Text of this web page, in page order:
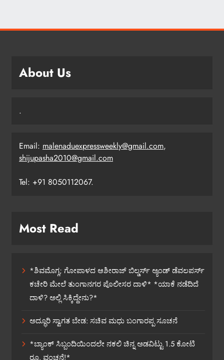
About Us
.
Email: malenaduexpressweekly@gmail.com,
shijupasha2010@gmail.com
Tel: +91 8050112067.
Most Read
*ಶಿವಮೊಗ್ಗ; ಗೋಪಾಳದ ಆಶೀರಾಜ್ ಬಿಲ್ಡರ್ಸ್ ಅ್ಯಂಡ್ ಡೆವಲಪರ್ಸ್
ಕಚೇರಿ ಮೇಲೆ ತುಂಗಾನಗರ ಪೊಲೀಸರ ದಾಳಿ* *ಯಾಕೆ ನಡೆದಿದೆ
ದಾಳಿ? ಅಲ್ಲಿ ಸಿಕ್ಕಿದ್ದೇನು?*
ಅದ್ಧೂರಿ ಸ್ವಾಗತ ಬೇಡ: ಸಚಿವ ಮಧು ಬಂಗಾರಪ್ಪ ಸೂಚನೆ
*ಬ್ಯಾಂಕ್ ಸಿಬ್ಬಂದಿಯಿಂದಲೇ ನಕಲಿ ಚಿನ್ನ ಅಡವಿಟ್ಟು 1.5 ಕೋಟಿ
ರೂ. ವಂಚನೆ!*